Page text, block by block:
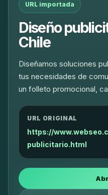
URL importada
Diseño
Chile
Diseñamos soluciones
tus necesidades de
un folleto promocional,
URL ORIGINAL
https://
publicitario.html